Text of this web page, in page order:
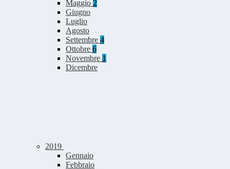
Maggio 2
Giugno
Luglio
Agosto
Settembre 4
Ottobre 6
Novembre 1
Dicembre
2019
Gennaio
Febbraio